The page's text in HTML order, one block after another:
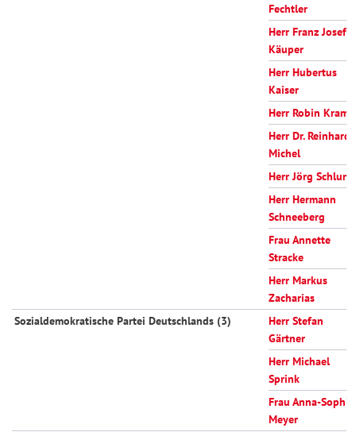
Fechtler
Herr Franz Josef
Käuper
Herr Hubertus
Kaiser
Herr Robin
Herr Dr. Reinhard
Michel
Herr Jörg Schlune
Herr Hermann
Schneeberg
Frau Annette
Stracke
Herr Markus
Zacharias
Sozialdemokratische Partei Deutschlands (3)
Herr Stefan
Gärtner
Herr Michael
Sprink
Frau Anna-Sophie
Meyer